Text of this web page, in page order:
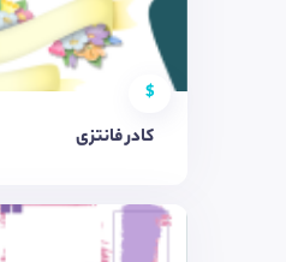
$
کادر فانتزی